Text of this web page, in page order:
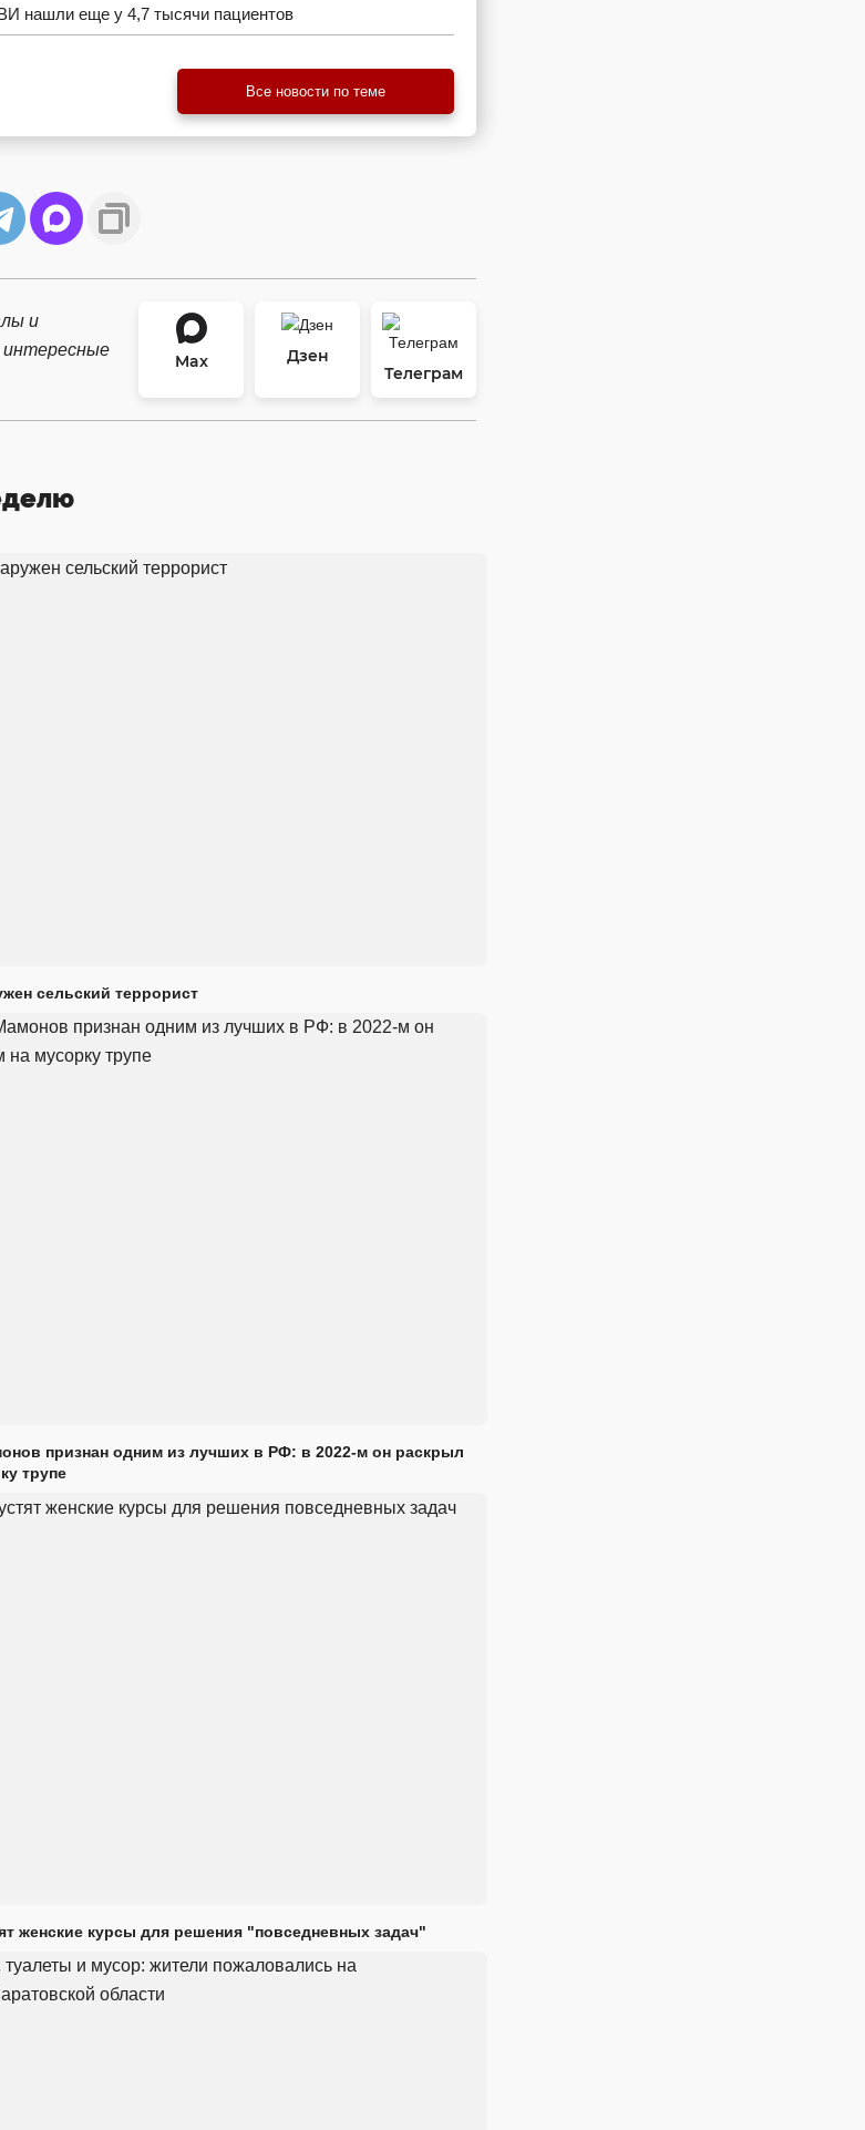
нашли еще у 4,7 тысячи пациентов
Все новости по теме
и
интересные
Max
Дзен
Телеграм
сельский террорист
признан одним из лучших в РФ: в 2022-м он раскрыл
трупе
женские курсы для решения "повседневных задач"